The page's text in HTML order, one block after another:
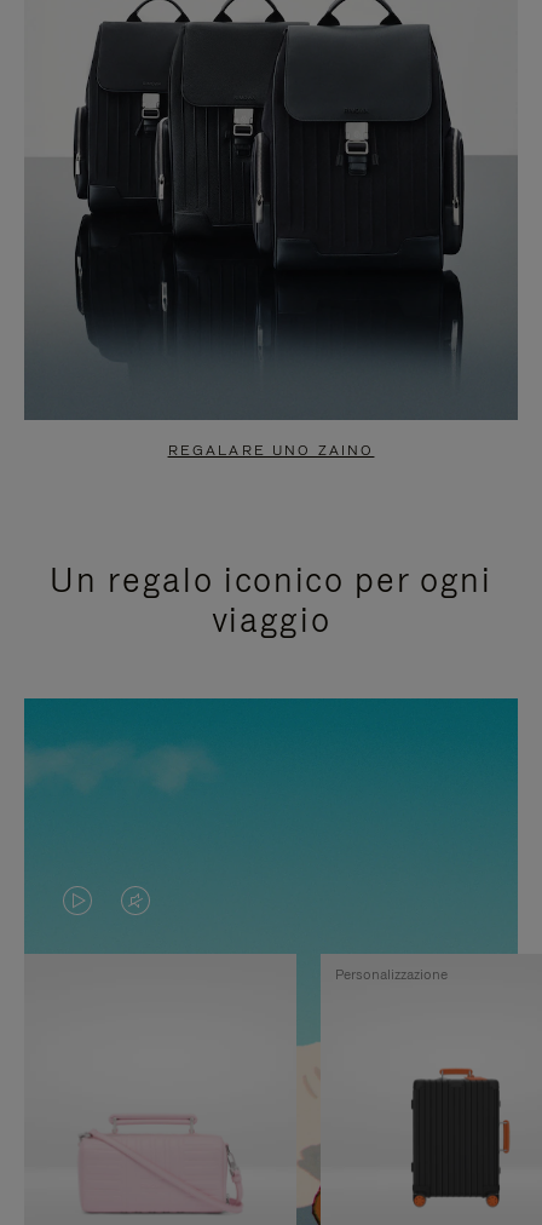
REGALARE UNO ZAINO
Un regalo iconico per ogni
viaggio
IL
VIDEO
PAUSA,
PREMERE
IL
VIDEO
SILENZIATO,
ATTIVARE
Personalizzazione